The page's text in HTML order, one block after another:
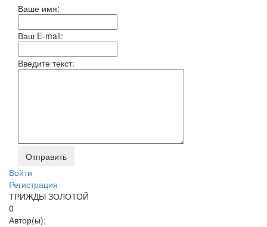
Ваше имя:
Ваш E-mail:
Введите текст:
Войти
Регистрация
ТРИЖДЫ ЗОЛОТОЙ
0
Автор(ы):